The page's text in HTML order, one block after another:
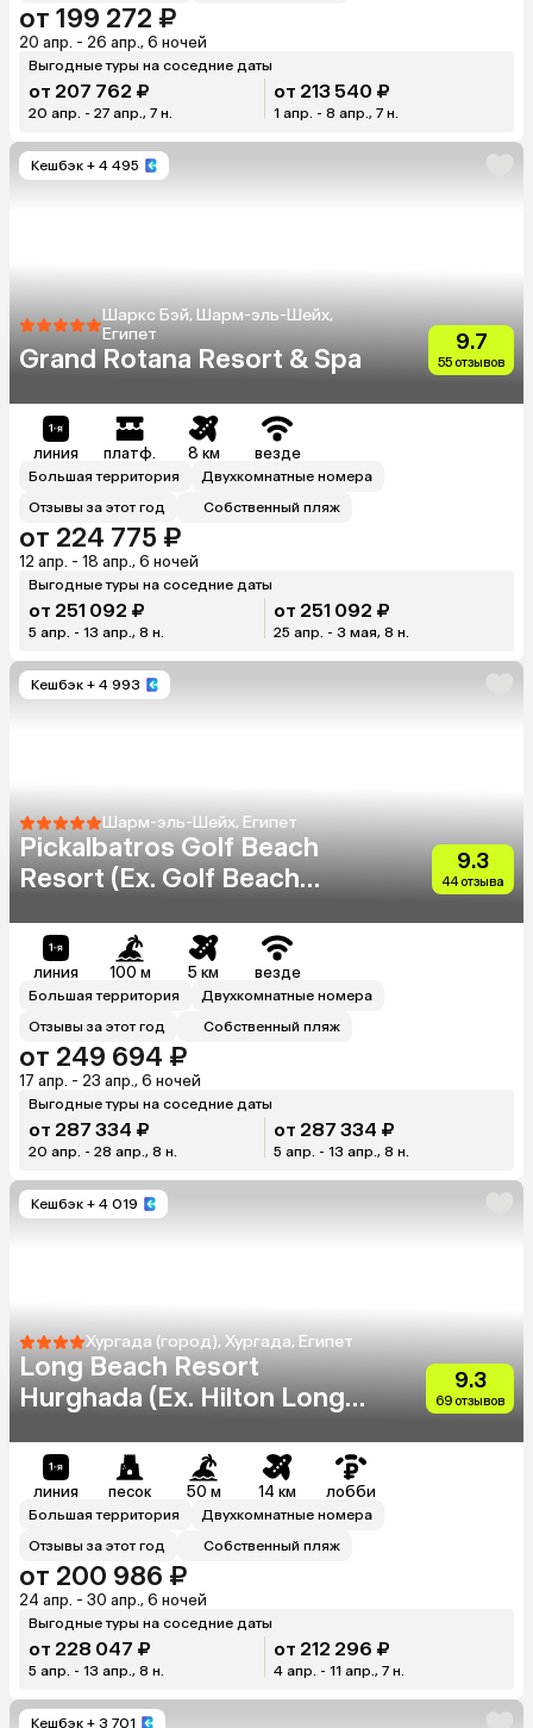
от 199 272 ₽
20 апр. - 26 апр., 6 ночей
Выгодные туры на соседние даты
от 207 762 ₽
20 апр. - 27 апр., 7 н.
от 213 540 ₽
1 апр. - 8 апр., 7 н.
Кешбэк + 4 495
Шаркс Бэй, Шарм-эль-Шейх,
Египет
Grand Rotana Resort & Spa
9.7
55 отзывов
линия платф. 8 км везде
Большая территория
Двухкомнатные номера
Отзывы за этот год
Собственный пляж
от 224 775 ₽
12 апр. - 18 апр., 6 ночей
Выгодные туры на соседние даты
от 251 092 ₽
5 апр. - 13 апр., 8 н.
от 251 092 ₽
25 апр. - 3 мая, 8 н.
Кешбэк + 4 993
Шарм-эль-Шейх, Египет
Pickalbatros Golf Beach
Resort (Ex. Golf Beach
9.3
44 отзыва
линия 100 м 5 км везде
Большая территория
Двухкомнатные номера
Отзывы за этот год
Собственный пляж
от 249 694 ₽
17 апр. - 23 апр., 6 ночей
Выгодные туры на соседние даты
от 287 334 ₽
20 апр. - 28 апр., 8 н.
от 287 334 ₽
5 апр. - 13 апр., 8 н.
Кешбэк + 4 019
Хургада (город), Хургада, Египет
Long Beach Resort
Hurghada (Ex. Hilton Long
9.3
69 отзывов
линия песок 50 м 14 км лобби
Большая территория
Двухкомнатные номера
Отзывы за этот год
Собственный пляж
от 200 986 ₽
24 апр. - 30 апр., 6 ночей
Выгодные туры на соседние даты
от 228 047 ₽
5 апр. - 13 апр., 8 н.
от 212 296 ₽
4 апр. - 11 апр., 7 н.
Кешбэк + 3 701